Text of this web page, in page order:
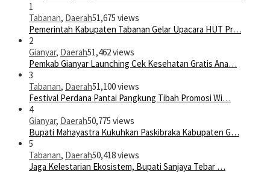
1
Tabanan, Daerah51,675 views
Pemerintah Kabupaten Tabanan Gelar Upacara HUT Pr…
2
Gianyar, Daerah51,462 views
Pemkab Gianyar Launching Cek Kesehatan Gratis Ana…
3
Tabanan, Daerah51,100 views
Festival Perdana Pantai Pangkung Tibah Promosi Wi…
4
Gianyar, Daerah50,775 views
Bupati Mahayastra Kukuhkan Paskibraka Kabupaten G…
5
Tabanan, Daerah50,418 views
Jaga Kelestarian Ekosistem, Bupati Sanjaya Tebar …